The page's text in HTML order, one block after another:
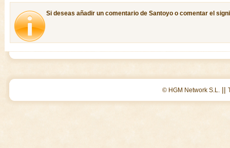
Si deseas añadir un comentario de Santoyo o comentar el
© HGM Network S.L. ||